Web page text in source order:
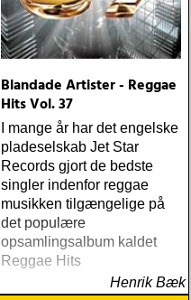
Blandade Artister - Reggae
Hits Vol. 37
I mange år har det engelske
pladeselskab Jet Star
Records gjort de bedste
singler indenfor reggae
musikken tilgængelige på
det populære
opsamlingsalbum kaldet
Reggae Hits
Henrik Bæk